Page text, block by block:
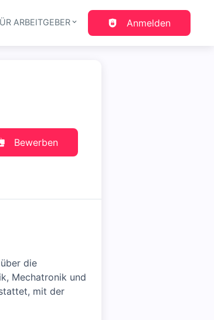
ARBEITGEBER Anmelden
Bewerben
die
Mechatronik und
mit der